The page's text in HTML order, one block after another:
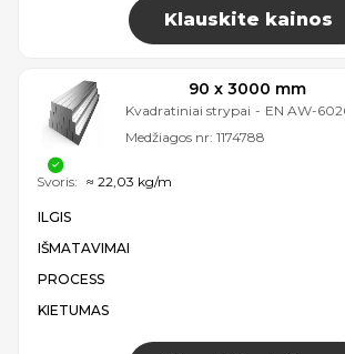
Klauskite kainos
90 x 3000 mm
Kvadratiniai strypai - EN AW-
Medžiagos nr: 1174788
ILGIS
IŠMATAVIMAI
PROCESS
KIETUMAS
Svoris: ≈ 22,03 kg/m